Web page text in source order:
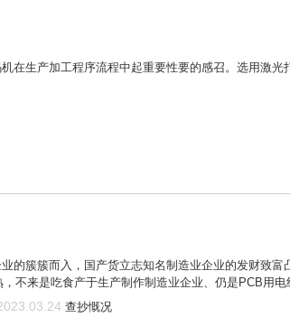
在生产加工程序流程中起重要性要的感召。选用激光
的簇簇而入，国产货立志知名制造业企业的发财致
不来是吃食产于生产制作制造业企业、仍是PCB用
查抄慨况